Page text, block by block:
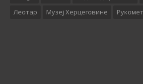
Леотар
Музеј Херцеговине Рукомет